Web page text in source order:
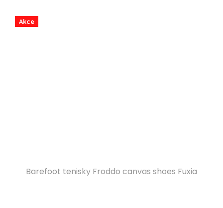
Akce
Barefoot tenisky Froddo canvas shoes Fuxia